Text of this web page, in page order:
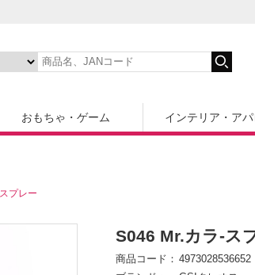
おもちゃ・ゲーム インテリア・ア
スプレー
S046 Mr.カラ-ス
商品コード
4973028536652